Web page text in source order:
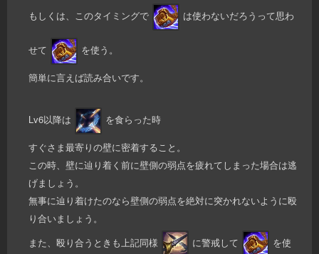
もしくは、このタイミングで は使わないだろうって思わ
せて を使う。
簡単に言えば読み合いです。
Lv6以降は を食らった時
すぐさま最寄りの壁に密着すること。
この時、壁に辿り着く前に壁側の弱点を疲れてしまった場合は逃
げましょう。
無事に辿り着けたのなら壁側の弱点を絶対に突かれないように殴
り合いましょう。
また、殴り合うときも上記同様
に警戒して を使